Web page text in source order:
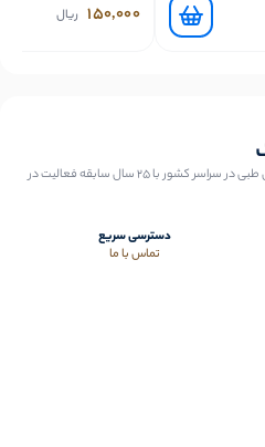
150,000 ریال
ارایه دهنده تجهیزات آزمایشگاهی و تشخیص طبی در سراسر کشور با 25 سال سابقه فعالیت در
دسترسی سریع
تماس با ما